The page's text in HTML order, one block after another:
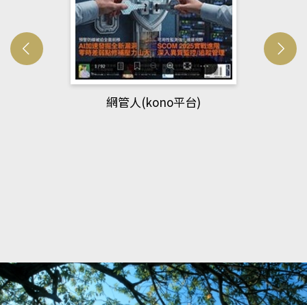
網管人(kono平台)